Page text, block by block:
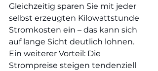
Gleichzeitig sparen Sie mit jeder
selbst erzeugten Kilowattstunde
Stromkosten ein – das kann sich
auf lange Sicht deutlich lohnen.
Ein weiterer Vorteil: Die
Strompreise steigen tendenziell